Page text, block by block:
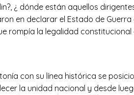
¿ dónde están aquellos
en declarar el Estado de Guerra
rompía la legalidad constitucional
con su línea histórica se
la unidad nacional y desde